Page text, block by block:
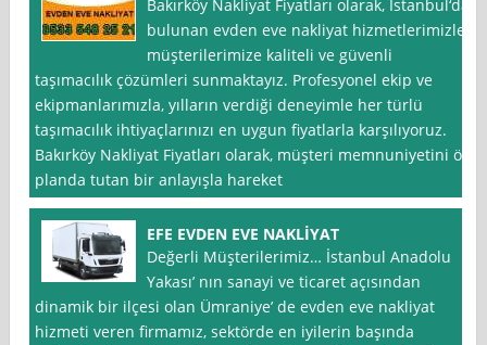
Bakırköy Nakliyat Fiyatları olarak, İstanbul‘da
bulunan evden eve nakliyat hizmetlerimizle
müşterilerimize kaliteli ve güvenli
taşımacılık çözümleri sunmaktayız. Profesyonel ekip ve
ekipmanlarımızla, yılların verdiği deneyimle her türlü
taşımacılık ihtiyaçlarınızı en uygun fiyatlarla karşılıyoruz.
Bakırköy Nakliyat Fiyatları olarak, müşteri memnuniyetini ön
planda tutan bir anlayışla hareket
EFE EVDEN EVE NAKLİYAT
Değerli Müşterilerimiz… İstanbul Anadolu
Yakası’ nın sanayi ve ticaret açısından
dinamik bir ilçesi olan Ümraniye’ de evden eve nakliyat
hizmeti veren firmamız, sektörde en iyilerin başında